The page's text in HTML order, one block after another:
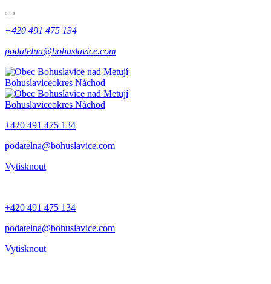
+420 491 475 134
podatelna@bohuslavice.com
Bohuslaviceokres Náchod
Bohuslaviceokres Náchod
+420 491 475 134
podatelna@bohuslavice.com
Vytisknout
+420 491 475 134
podatelna@bohuslavice.com
Vytisknout